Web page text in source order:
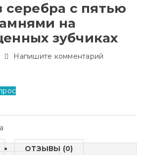
серебра с пятью
на
зубчиках
Напишите комментарий
ОТЗЫВЫ (0)